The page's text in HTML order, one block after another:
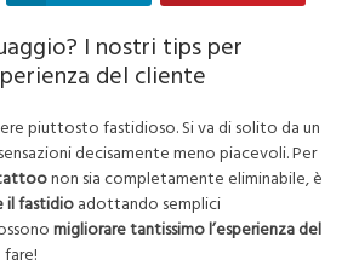
I nostri tips per
del cliente
piuttosto fastidioso. Si va di solito da un
decisamente meno piacevoli. Per
non sia completamente eliminabile, è
il fastidioadottando semplici
migliorare tantissimo l’esperienza del